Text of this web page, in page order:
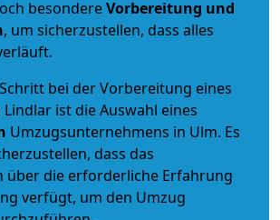
besondereVorbereitung und
, um sicherzustellen, dass alles
bei der Vorbereitung eines
ist die Auswahl eines
Umzugsunternehmens in Ulm. Es
dass das
über die erforderliche Erfahrung
verfügt, um den Umzug